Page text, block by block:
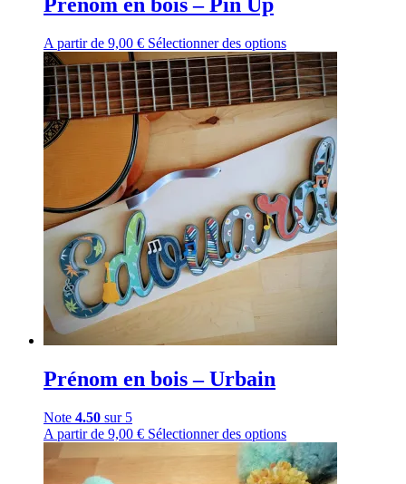
A partir de 9,00 € Sélectionner des options
Prénom en bois – Urbain
Note 4.50 sur 5
A partir de 9,00 € Sélectionner des options